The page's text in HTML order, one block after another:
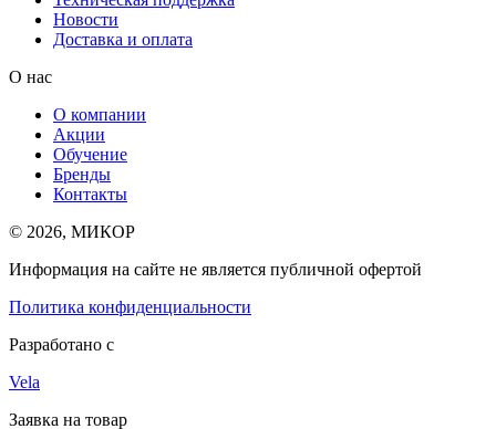
Новости
Доставка и оплата
О нас
О компании
Акции
Обучение
Бренды
Контакты
© 2026, МИКОР
Информация на сайте не является публичной офертой
Политика конфиденциальности
Разработано с
Vela
Заявка на товар